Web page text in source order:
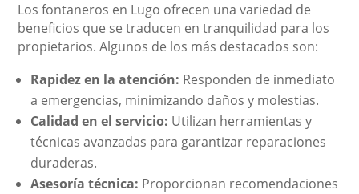
Los fontaneros en Lugo ofrecen una variedad de
beneficios que se traducen en tranquilidad para los
propietarios. Algunos de los más destacados son:
Rapidez en la atención: Responden de inmediato
a emergencias, minimizando daños y molestias.
Calidad en el servicio: Utilizan herramientas y
técnicas avanzadas para garantizar reparaciones
duraderas.
Asesoría técnica: Proporcionan recomendaciones